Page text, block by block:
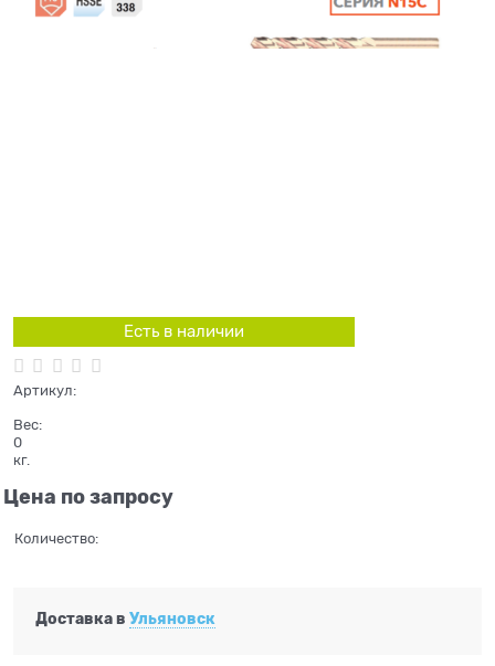
Есть в наличии
Артикул:
Вес:
0
кг.
Цена по запросу
Количество:
Доставка в Ульяновск